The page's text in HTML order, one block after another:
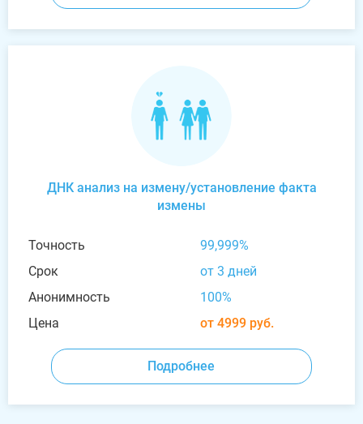
ДНК анализ на измену/установление факта
измены
Точность
99,999%
Срок
от 3 дней
Анонимность
100%
Цена
от 4999 руб.
Подробнее